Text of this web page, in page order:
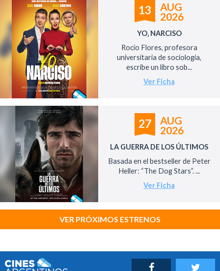
13
AUG
2026
YO, NARCISO
Rocío Flores, profesora
universitaria de sociología,
escribe un libro sob...
Ver Ficha
27
AUG
2026
LA GUERRA DE LOS ÚLTIMOS
Basada en el bestseller de Peter
Heller: “The Dog Stars”. ...
Ver Ficha
VER PRÓXIMOS ESTRENOS